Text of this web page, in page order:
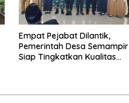
Empat Pejabat Dilantik,
Pemerintah Desa Semampir
Siap Tingkatkan Kualitas